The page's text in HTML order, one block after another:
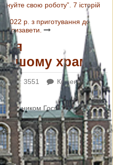
свою роботу”. 7 історій
2022 р. з приготування до
Єлизавети.
храмі.
3551
Коментарі: 0
празником Господнього
на сороковий день після
змістом тісно пов'язаний з
так і тут Христос при своїм
нам Свою божественність. Від
Матері з праведним
Церкві називається Стрітення